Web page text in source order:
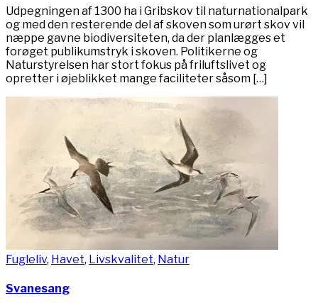
Udpegningen af 1300 ha i Gribskov til naturnationalpark
og med den resterende del af skoven som urørt skov vil
næppe gavne biodiversiteten, da der planlægges et
forøget publikumstryk i skoven. Politikerne og
Naturstyrelsen har stort fokus på friluftslivet og
opretter i øjeblikket mange faciliteter såsom […]
Fugleliv, Havet, Livskvalitet, Natur
Svanesang